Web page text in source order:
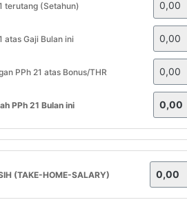
terutang (Setahun)
atas Gaji Bulan ini
PPh 21 atas Bonus/THR
PPh 21 Bulan ini
(TAKE-HOME-SALARY)